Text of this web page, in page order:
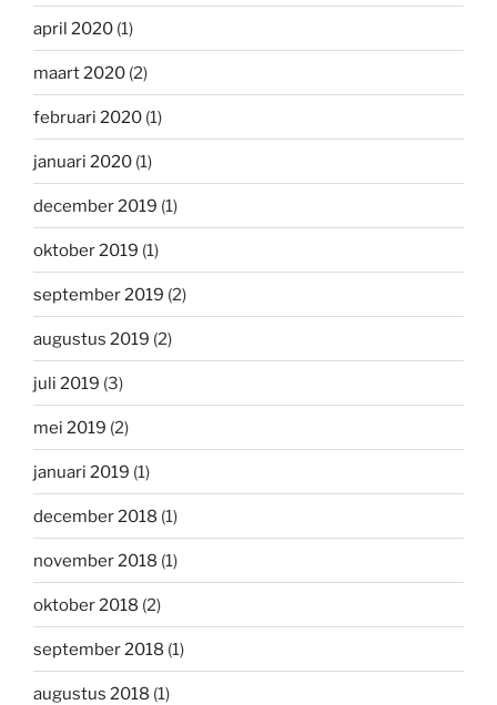
april 2020 (1)
maart 2020 (2)
februari 2020 (1)
januari 2020 (1)
december 2019 (1)
oktober 2019 (1)
september 2019 (2)
augustus 2019 (2)
juli 2019 (3)
mei 2019 (2)
januari 2019 (1)
december 2018 (1)
november 2018 (1)
oktober 2018 (2)
september 2018 (1)
augustus 2018 (1)